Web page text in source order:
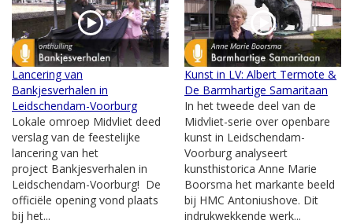
Lancering van
Bankjesverhalen in
Leidschendam-Voorburg
Lokale omroep Midvliet deed
verslag van de feestelijke
lancering van het
project Bankjesverhalen in
Leidschendam-Voorburg! De
officiële opening vond plaats
bij het...
Kunst in LV: Albert Termote &
De Barmhartige Samaritaan
In het tweede deel van de
Midvliet-serie over openbare
kunst in Leidschendam-
Voorburg analyseert
kunsthistorica Anne Marie
Boorsma het markante beeld
bij HMC Antoniushove. Dit
indrukwekkende werk...